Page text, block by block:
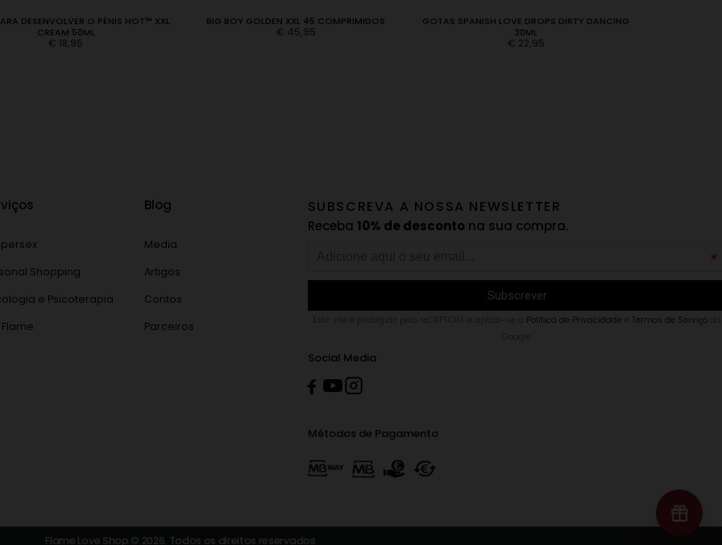
DESENVOLVER O PÉNIS HOT™ XXL
CREAM 50ML
€ 18,95
BIG BOY GOLDEN XXL 45 COMPRIMIDOS
€ 45,95
GOTAS SPANISH LOVE DROPS DIRTY DANCING
30ML
€ 22,95
Shopping
e Psicoterapia
Flame
Blog
Media
Artigos
Contos
Parceiros
SUBSCREVA A NOSSA NEWSLETTER
Receba 10% de desconto na sua compra.
Politica de Privacidade Termos de Serviço
Social Media
Métodos de Pagamento
Flame Love Shop © 2026. Todos os direitos reservados